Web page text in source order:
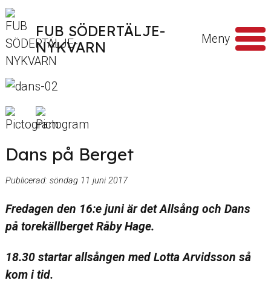
Hoppa till innehåll
FUB SÖDERTÄLJE-
NYKVARN
Meny
efter
Dans på Berget
Publicerad: söndag 11 juni 2017
Fredagen den 16:e juni är det Allsång och Dans
på torekällberget Råby Hage.
18.30 startar allsången med Lotta Arvidsson så
kom i tid.